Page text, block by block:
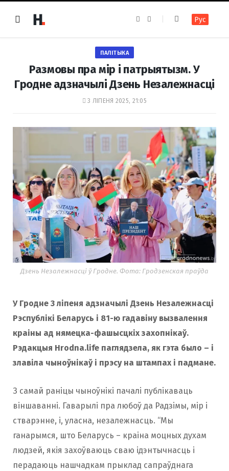
e
k
t
a
m
Рус
ПАЛІТЫКА
Размовы пра мір і патрыятызм. У
Гродне адзначылі Дзень Незалежнасці
3 ЛІПЕНЯ 2025, 21:05
Дзень Незалежнасці ў Гродне. Фота: Гродзенская праўда
У Гродне 3 ліпеня адзначылі Дзень Незалежнасці
Рэспублікі Беларусь і 81-ю гадавіну вызвалення
краіны ад нямецка-фашысцкіх захопнікаў.
Рэдакцыя Hrodna.life паглядзела, як гэта было – і
злавіла чыноўнікаў і прэсу на штампах і падмане.
З самай раніцы чыноўнікі пачалі публікаваць
віншаванні. Гаварылі пра любоў да Радзімы, мір і
стварэнне, і, уласна, незалежнасць. “Мы
ганарымся, што Беларусь – краіна моцных духам
людзей, якія захоўваюць сваю ідэнтычнасць і
перадаюць нашчадкам прыклад сапраўднага